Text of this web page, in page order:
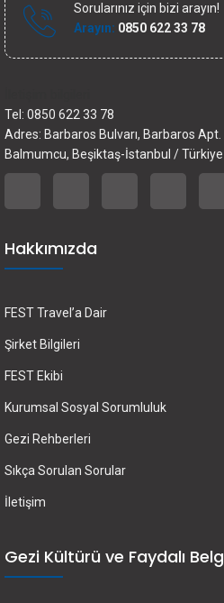
Sorularınız için bizi arayın!
Arayın: 0850 622 33 78
Tel: 0850 622 33 78
Adres: Barbaros Bulvarı, Barbaros Apt.
Balmumcu, Beşiktaş-İstanbul / Türkiye
Hakkımızda
FEST Travel’a Dair
Şirket Bilgileri
FEST Ekibi
Kurumsal Sosyal Sorumluluk
Gezi Rehberleri
Sıkça Sorulan Sorular
İletişim
Gezi Kültürü ve Faydalı